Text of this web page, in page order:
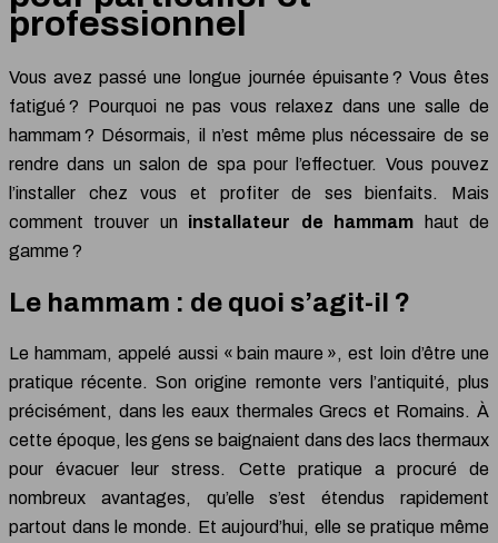
professionnel
Vous avez passé une longue journée épuisante ? Vous êtes
fatigué ? Pourquoi ne pas vous relaxez dans une salle de
hammam ? Désormais, il n’est même plus nécessaire de se
rendre dans un salon de spa pour l’effectuer. Vous pouvez
l’installer chez vous et profiter de ses bienfaits. Mais
comment trouver un installateur de hammam haut de
gamme ?
Le hammam : de quoi s’agit-il ?
Le hammam, appelé aussi « bain maure », est loin d’être une
pratique récente. Son origine remonte vers l’antiquité, plus
précisément, dans les eaux thermales Grecs et Romains. À
cette époque, les gens se baignaient dans des lacs thermaux
pour évacuer leur stress. Cette pratique a procuré de
nombreux avantages, qu’elle s’est étendus rapidement
partout dans le monde. Et aujourd’hui, elle se pratique même